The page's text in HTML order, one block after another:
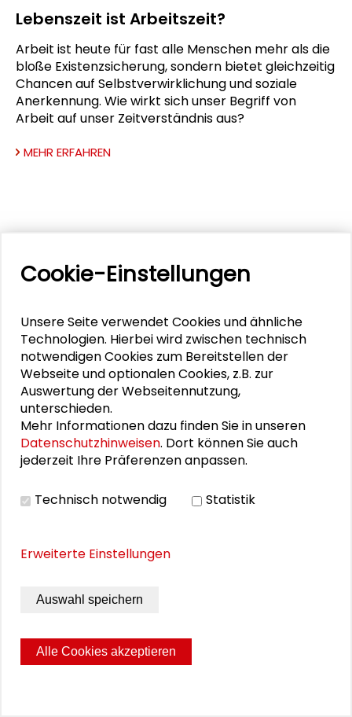
Lebenszeit ist Arbeitszeit?
Arbeit ist heute für fast alle Menschen mehr als die
bloße Existenzsicherung, sondern bietet gleichzeitig
Chancen auf Selbstverwirklichung und soziale
Anerkennung. Wie wirkt sich unser Begriff von
Arbeit auf unser Zeitverständnis aus?
MEHR ERFAHREN
Telearbeit
In Zukunft werden immer mehr Menschen (auch)
zu Hause arbeiten, die industriegesellschaftliche
Trennung von Wohnen und Arbeiten wird
tendenziell rückgängig gemacht.
MEHR ERFAHREN
ARBEIT
Öffentliche Daseinsvorsorge auf dem Prüfstand –
Versorgungslücken vermieden werden?
Cookie-Einstellungen
Unsere Seite verwendet Cookies und ähnliche
Technologien. Hierbei wird zwischen technisch
notwendigen Cookies zum Bereitstellen der
Webseite und optionalen Cookies, z.B. zur
Auswertung der Webseitennutzung,
unterschieden.
Mehr Informationen dazu finden Sie in unseren
Datenschutzhinweisen. Dort können Sie auch
jederzeit Ihre Präferenzen anpassen.
Technisch notwendig Statistik
Erweiterte Einstellungen
Auswahl speichern
Alle Cookies akzeptieren